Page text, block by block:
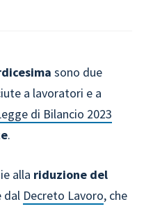
sono due
a lavoratori e a
di Bilancio 2023
.
alla riduzione del
dal Decreto Lavoro, che